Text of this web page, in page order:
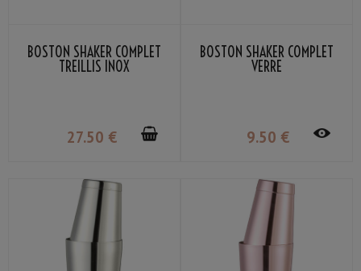
BOSTON SHAKER COMPLET
TREILLIS INOX
27.50 €
BOSTON SHAKER COMPLET
VERRE
9.50 €